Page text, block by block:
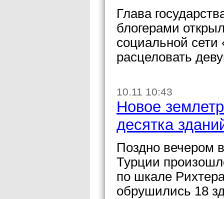
Глава
блогерами
социальной сети
расцеловать
10.11 10:43
Новое
десятка
Поздно вечером
Турции
по шкале
обрушились 18